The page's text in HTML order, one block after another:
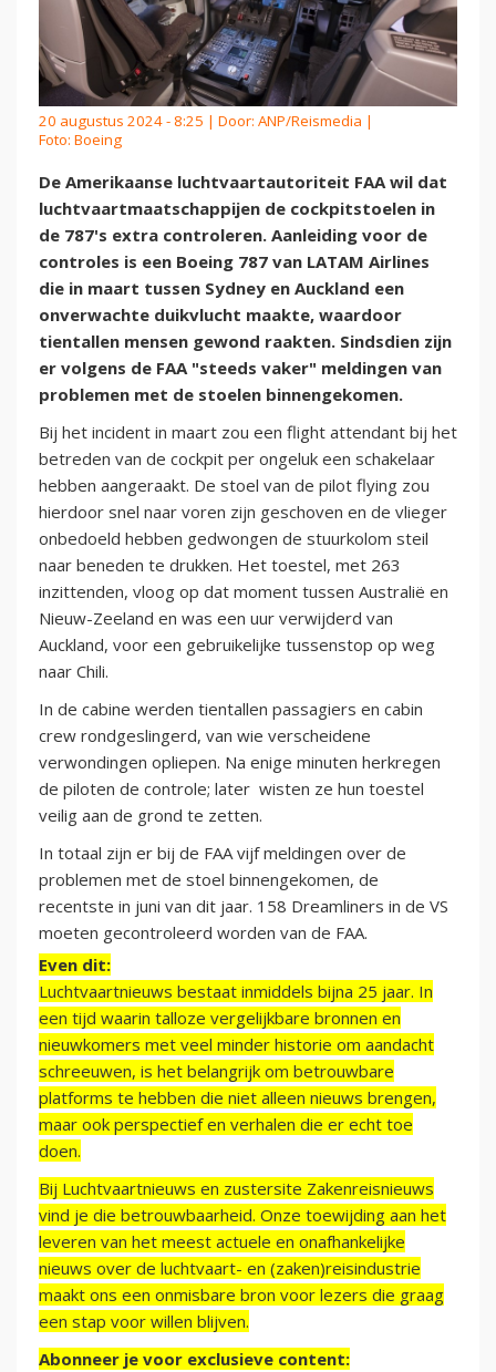
20 augustus 2024 - 8:25 | Door: ANP/Reismedia |
Foto: Boeing
De Amerikaanse luchtvaartautoriteit FAA wil dat
luchtvaartmaatschappijen de cockpitstoelen in
de 787's extra controleren. Aanleiding voor de
controles is een Boeing 787 van LATAM Airlines
die in maart tussen Sydney en Auckland een
onverwachte duikvlucht maakte, waardoor
tientallen mensen gewond raakten. Sindsdien zijn
er volgens de FAA "steeds vaker" meldingen van
problemen met de stoelen binnengekomen.
Bij het incident in maart zou een flight attendant bij het
betreden van de cockpit per ongeluk een schakelaar
hebben aangeraakt. De stoel van de pilot flying zou
hierdoor snel naar voren zijn geschoven en de vlieger
onbedoeld hebben gedwongen de stuurkolom steil
naar beneden te drukken. Het toestel, met 263
inzittenden, vloog op dat moment tussen Australië en
Nieuw-Zeeland en was een uur verwijderd van
Auckland, voor een gebruikelijke tussenstop op weg
naar Chili.
In de cabine werden tientallen passagiers en cabin
crew rondgeslingerd, van wie verscheidene
verwondingen opliepen. Na enige minuten herkregen
de piloten de controle; later wisten ze hun toestel
veilig aan de grond te zetten.
In totaal zijn er bij de FAA vijf meldingen over de
problemen met de stoel binnengekomen, de
recentste in juni van dit jaar. 158 Dreamliners in de VS
moeten gecontroleerd worden van de FAA.
Even dit:
Luchtvaartnieuws bestaat inmiddels bijna 25 jaar. In
een tijd waarin talloze vergelijkbare bronnen en
nieuwkomers met veel minder historie om aandacht
schreeuwen, is het belangrijk om betrouwbare
platforms te hebben die niet alleen nieuws brengen,
maar ook perspectief en verhalen die er echt toe
doen.
Bij Luchtvaartnieuws en zustersite Zakenreisnieuws
vind je die betrouwbaarheid. Onze toewijding aan het
leveren van het meest actuele en onafhankelijke
nieuws over de luchtvaart- en (zaken)reisindustrie
maakt ons een onmisbare bron voor lezers die graag
een stap voor willen blijven.
Abonneer je voor exclusieve content: